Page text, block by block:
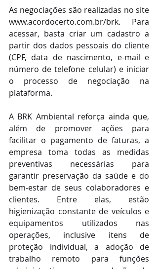
As negociações são realizadas no site
www.acordocerto.com.br/brk. Para
acessar, basta criar um cadastro a
partir dos dados pessoais do cliente
(CPF, data de nascimento, e-mail e
número de telefone celular) e iniciar
o processo de negociação na
plataforma.
A BRK Ambiental reforça ainda que,
além de promover ações para
facilitar o pagamento de faturas, a
empresa toma todas as medidas
preventivas necessárias para
garantir preservação da saúde e do
bem-estar de seus colaboradores e
clientes. Entre elas, estão
higienização constante de veículos e
equipamentos utilizados nas
operações, inclusive itens de
proteção individual, a adoção de
trabalho remoto para funções